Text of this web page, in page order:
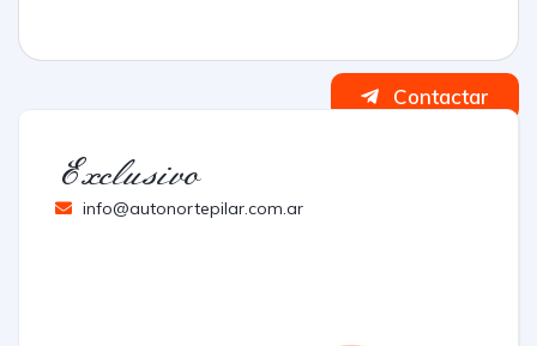
Contactar
Exclusivo
info@autonortepilar.com.ar